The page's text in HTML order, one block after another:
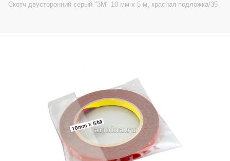
Скотч двусторонний серый "3M" 10 мм х 5 м, красная подложка/35